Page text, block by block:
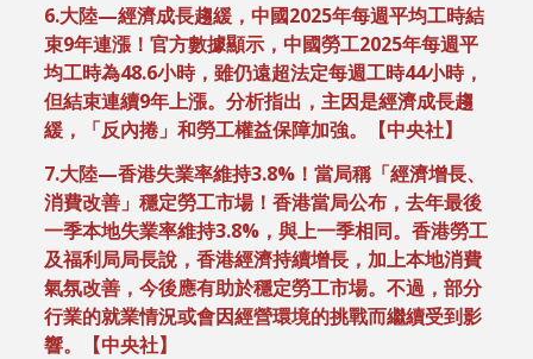
6.大陸—經濟成長趨緩，中國2025年每週平均工時結
束9年連漲！官方數據顯示，中國勞工2025年每週平
均工時為48.6小時，雖仍遠超法定每週工時44小時，
但結束連續9年上漲。分析指出，主因是經濟成長趨
緩，「反內捲」和勞工權益保障加強。【中央社】
7.大陸—香港失業率維持3.8%！當局稱「經濟增長、
消費改善」穩定勞工市場！香港當局公布，去年最後
一季本地失業率維持3.8%，與上一季相同。香港勞工
及福利局局長說，香港經濟持續增長，加上本地消費
氣氛改善，今後應有助於穩定勞工市場。不過，部分
行業的就業情況或會因經營環境的挑戰而繼續受到影
響。【中央社】